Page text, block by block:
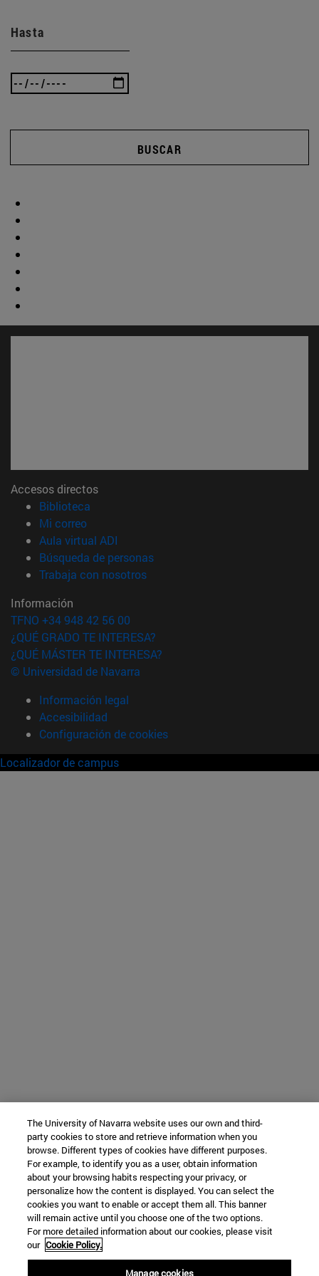
Hasta
BUSCAR
Accesos directos
Biblioteca
Mi correo(abre en nueva ventana)
Aula virtual ADI
Búsqueda de personas(abre en nueva ventana)
Trabaja con nosotros(abre en nueva ventana)
Información
TFNO +34 948 42 56 00
¿QUÉ GRADO TE INTERESA?
¿QUÉ MÁSTER TE INTERESA?
© Universidad de Navarra
Información legal
Accesibilidad
Configuración de cookies
Localizador de campus
The University of Navarra website uses our own and third-
party cookies to store and retrieve information when you
browse. Different types of cookies have different purposes.
For example, to identify you as a user, obtain information
about your browsing habits respecting your privacy, or
personalize how the content is displayed. You can select the
cookies you want to enable or accept them all. This banner
will remain active until you choose one of the two options.
For more detailed information about our cookies, please visit
our Cookie Policy.
Manage cookies